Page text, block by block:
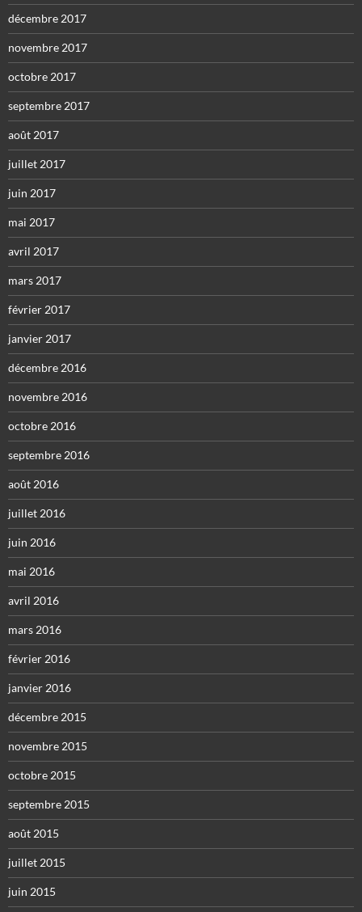
décembre 2017
novembre 2017
octobre 2017
septembre 2017
août 2017
juillet 2017
juin 2017
mai 2017
avril 2017
mars 2017
février 2017
janvier 2017
décembre 2016
novembre 2016
octobre 2016
septembre 2016
août 2016
juillet 2016
juin 2016
mai 2016
avril 2016
mars 2016
février 2016
janvier 2016
décembre 2015
novembre 2015
octobre 2015
septembre 2015
août 2015
juillet 2015
juin 2015